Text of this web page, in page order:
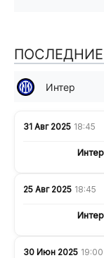
Интер
31 Авг 2025 18:45
Интер
25 Авг 2025 18:45
Интер
30 Июн 2025 19:00